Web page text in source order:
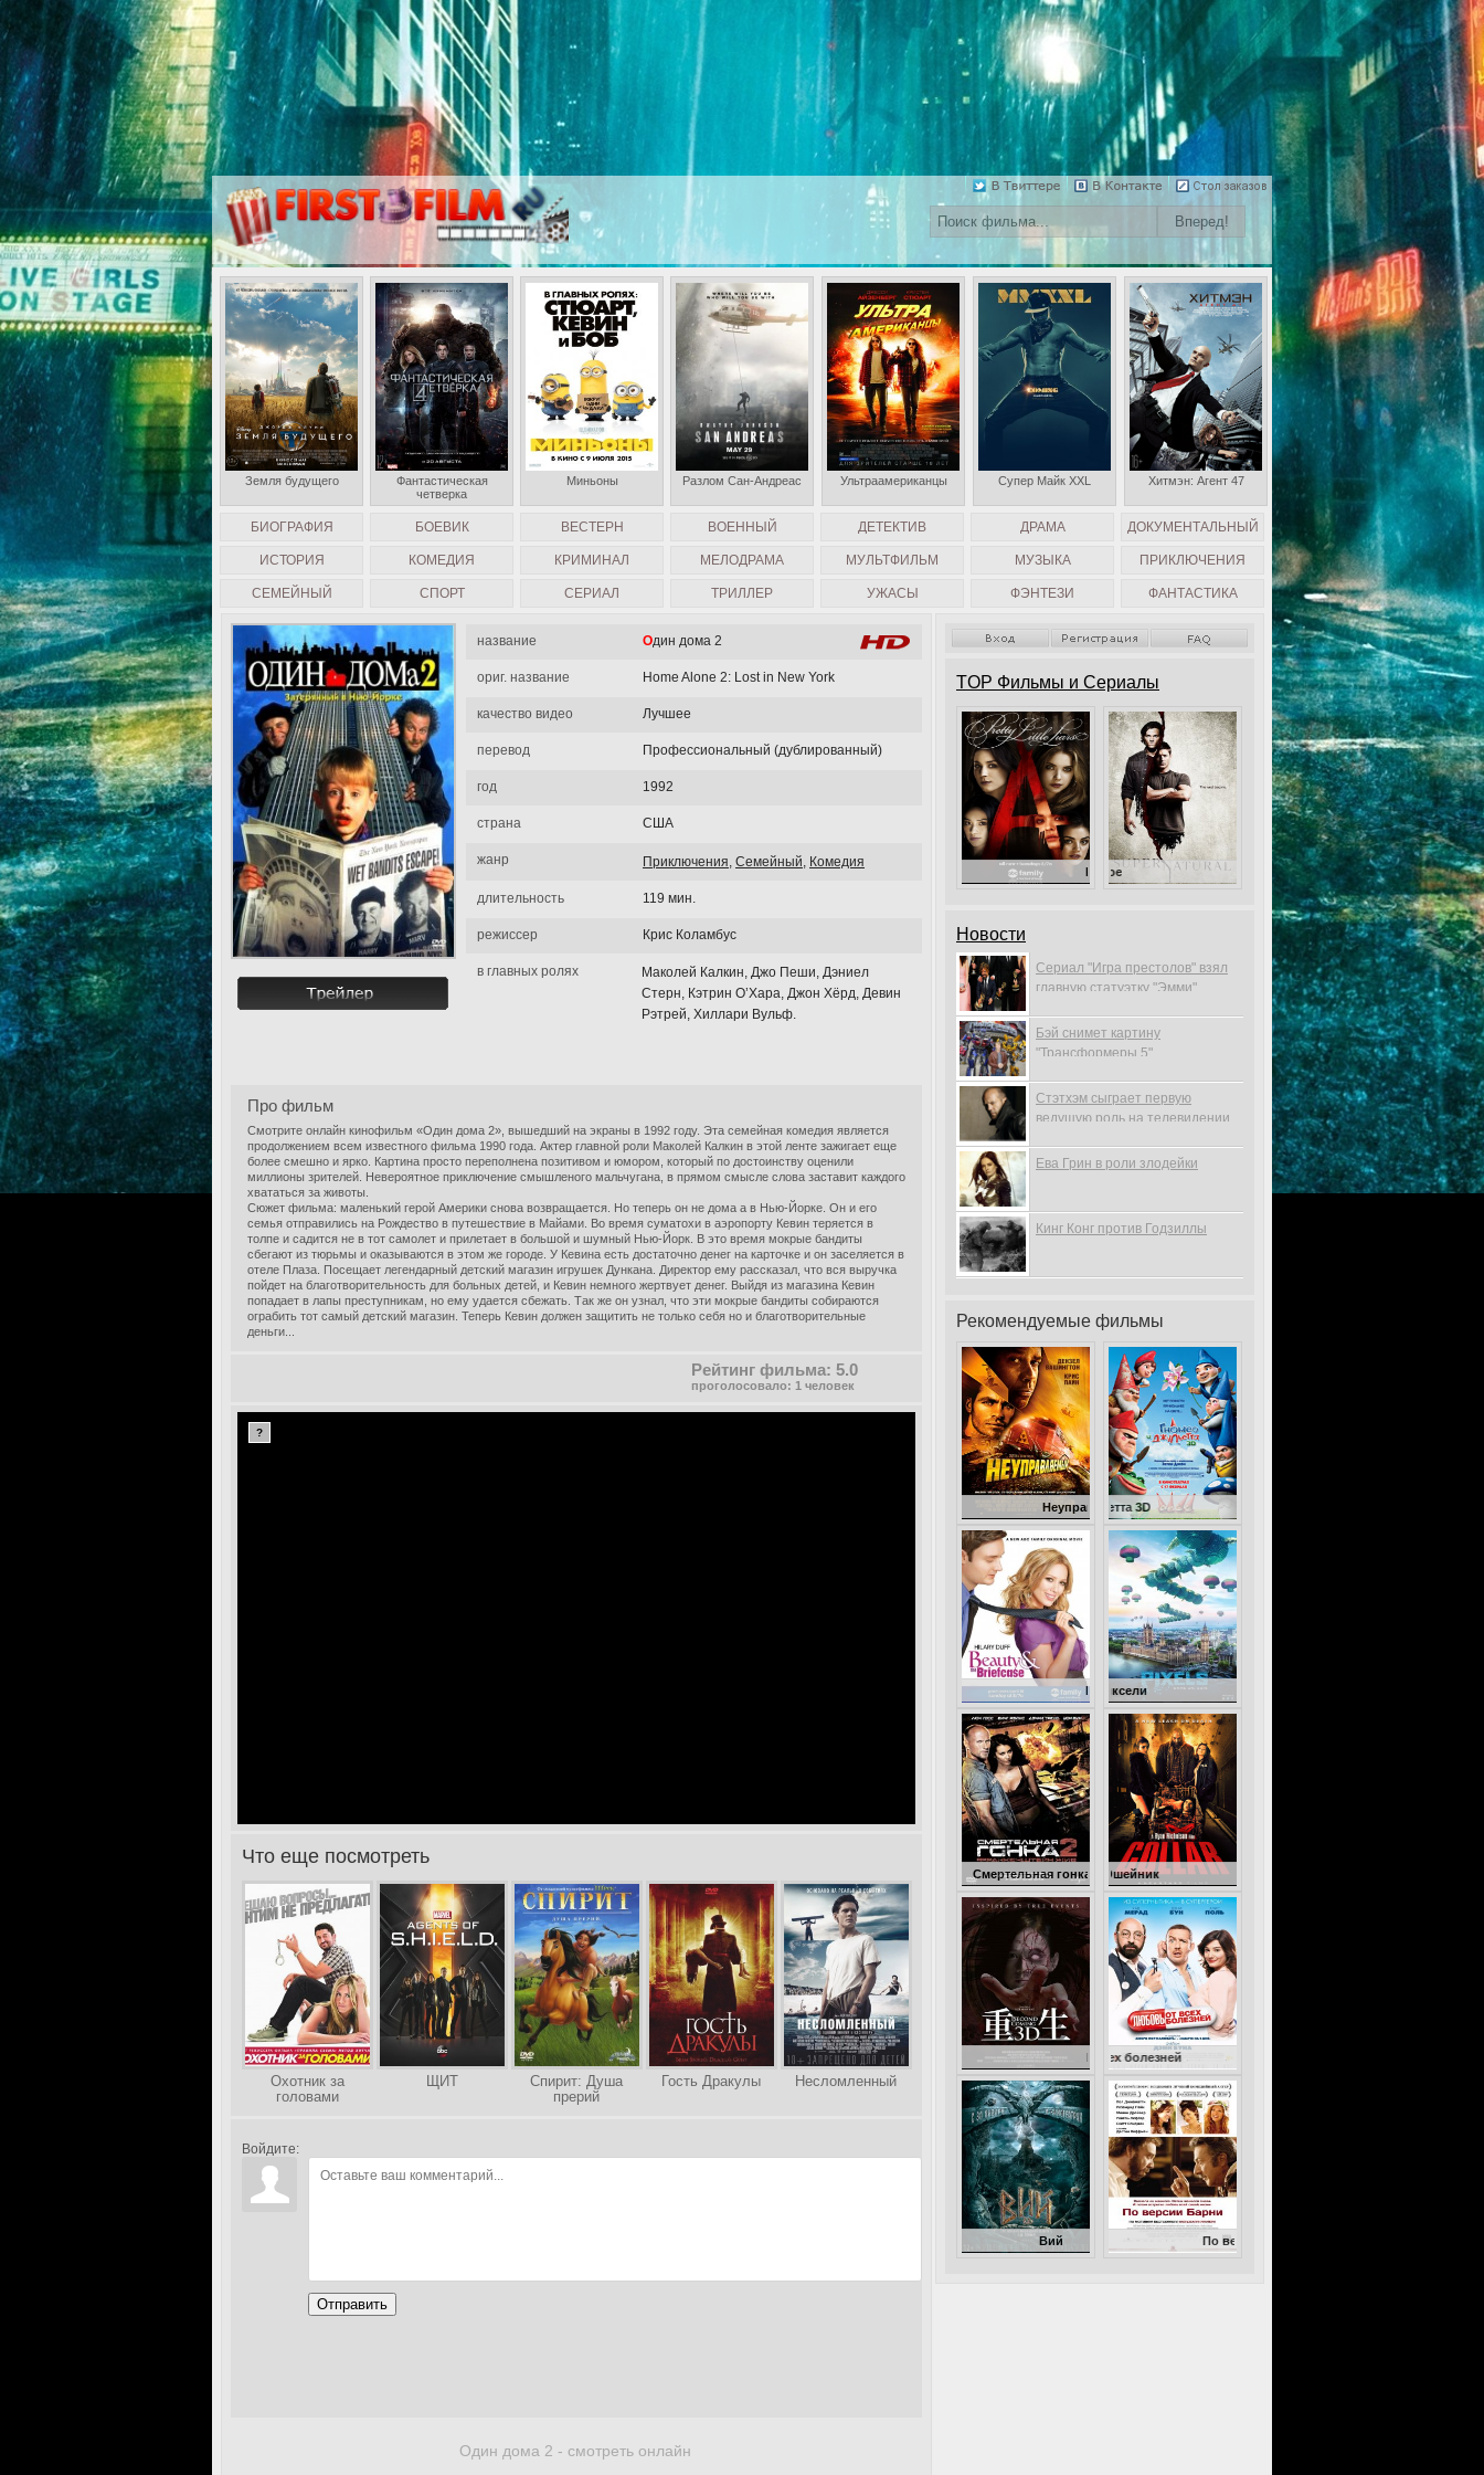
Один дома 2 - смотреть онлайн
название Один дома 2
ориг. название Home Alone 2: Lost in New York
качество видео Лучшее
перевод Профессиональный (дублированный)
год 1992
страна США
жанр Приключения, Семейный, Комедия
длительность 119 мин.
режиссер Крис Коламбус
в главных ролях
Маколей Калкин, Джо Пеши, Дэниел
Стерн, Кэтрин О’Хара, Джон Хёрд, Девин
Рэтрей, Хиллари Вульф.
Про фильм
Смотрите онлайн кинофильм «Один дома 2», вышедший на экраны в 1992 году. Эта семейная комедия является
продолжением всем известного фильма 1990 года. Актер главной роли Маколей Калкин в этой ленте зажигает еще
более смешно и ярко. Картина просто переполнена позитивом и юмором, который по достоинству оценили
миллионы зрителей. Невероятное приключение смышленого мальчугана, в прямом смысле слова заставит каждого
хвататься за животы.
Сюжет фильма: маленький герой Америки снова возвращается. Но теперь он не дома а в Нью-Йорке. Он и его
семья отправились на Рождество в путешествие в Майами. Во время суматохи в аэропорту Кевин теряется в
толпе и садится не в тот самолет и прилетает в большой и шумный Нью-Йорк. В это время мокрые бандиты
сбегают из тюрьмы и оказываются в этом же городе. У Кевина есть достаточно денег на карточке и он заселяется в
отеле Плаза. Посещает легендарный детский магазин игрушек Дункана. Директор ему рассказал, что вся выручка
пойдет на благотворительность для больных детей, и Кевин немного жертвует денег. Выйдя из магазина Кевин
попадает в лапы преступникам, но ему удается сбежать. Так же он узнал, что эти мокрые бандиты собираются
ограбить тот самый детский магазин. Теперь Кевин должен защитить не только себя но и благотворительные
деньги...
Рейтинг фильма: 5.0
проголосовало: 1 человек
?
>Что еще посмотреть
Охотник за
головами
ЩИТ
Спирит: Душа
прерий
Гость Дракулы Несломленный
Войдите:
Отправить
TOP Фильмы и Сериалы
Милые обманщицы Сверхъестественное
Новости
Сериал "Игра престолов" взял
главную статуэтку "Эмми".
Бэй снимет картину
"Трансформеры 5"
Стэтхэм сыграет первую
ведущую роль на телевидении
Ева Грин в роли злодейки
Кинг Конг против Годзиллы
Рекомендуемые фильмы
Неуправляемый Гномео и Джульетта 3D
Бизнес ради любви Пиксели
Смертельная гонка 2: Франкенштейн жив Ошейник
Второе пришествие Любовь от всех болезней
По версии Барни
БИОГРАФИЯ БОЕВИК ВЕСТЕРН ВОЕННЫЙ ДЕТЕКТИВ ДРАМА ДОКУМЕНТАЛЬНЫЙ
ИСТОРИЯ КОМЕДИЯ КРИМИНАЛ МЕЛОДРАМА МУЛЬТФИЛЬМ МУЗЫКА ПРИКЛЮЧЕНИЯ
СЕМЕЙНЫЙ СПОРТ СЕРИАЛ ТРИЛЛЕР УЖАСЫ ФЭНТЕЗИ ФАНТАСТИКА
Земля будущего
Фантастическая
четверка
Миньоны Разлом Сан-Андреас Ультраамериканцы Супер Майк XXL Хитмэн: Агент 47